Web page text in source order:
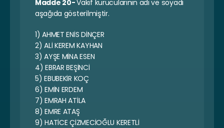
Madde 20- Vakıf kurucularının adı ve soyadı
aşağıda gösterilmiştir.
1) AHMET ENİS DİNÇER
2) ALİ KEREM KAYHAN
3) AYŞE MİNA ESEN
4) EBRAR BEŞİNCİ
5) EBUBEKİR KOÇ
6) EMİN ERDEM
7) EMRAH ATİLA
8) EMRE ATAŞ
9) HATİCE ÇİZMECİOĞLU KERETLİ